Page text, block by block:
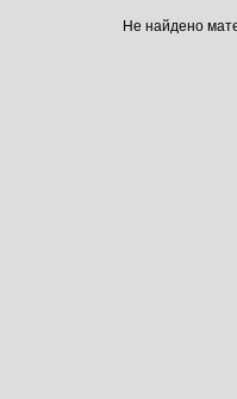
Не найдено